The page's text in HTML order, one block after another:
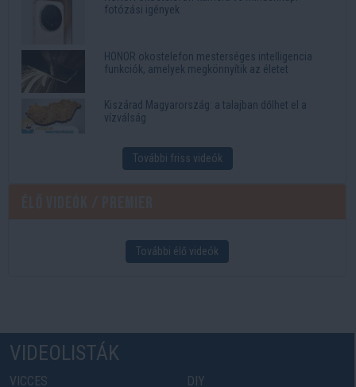
fotózási igények
HONOR okostelefon mesterséges intelligencia
funkciók, amelyek megkönnyítik az életet
Kiszárad Magyarország: a talajban dőlhet el a
vízválság
További friss videók
További élő videók
VIDEOLISTÁK
VICCES
DIY